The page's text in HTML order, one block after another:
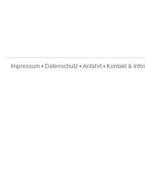
Impressum • Datenschutz • Anfahrt• Kontakt &